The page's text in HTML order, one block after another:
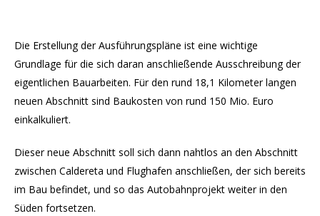
Die Erstellung der Ausführungspläne ist eine wichtige
Grundlage für die sich daran anschließende Ausschreibung der
eigentlichen Bauarbeiten. Für den rund 18,1 Kilometer langen
neuen Abschnitt sind Baukosten von rund 150 Mio. Euro
einkalkuliert.
Dieser neue Abschnitt soll sich dann nahtlos an den Abschnitt
zwischen Caldereta und Flughafen anschließen, der sich bereits
im Bau befindet, und so das Autobahnprojekt weiter in den
Süden fortsetzen.